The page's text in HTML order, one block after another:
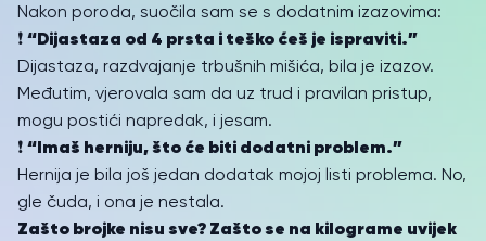
Nakon poroda, suočila sam se s dodatnim izazovima:
❗️ “Dijastaza od 4 prsta i teško ćeš je ispraviti.”
Dijastaza, razdvajanje trbušnih mišića, bila je izazov.
Međutim, vjerovala sam da uz trud i pravilan pristup,
mogu postići napredak, i jesam.
❗️ “Imaš herniju, što će biti dodatni problem.”
Hernija je bila još jedan dodatak mojoj listi problema. No,
gle čuda, i ona je nestala.
Zašto brojke nisu sve? Zašto se na kilograme uvijek